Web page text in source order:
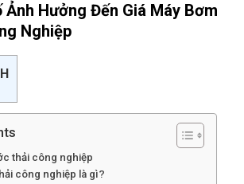
Ảnh Hưởng Đến Giá Máy Bơm
Nghiệp
thải công nghiệp
công nghiệp là gì?